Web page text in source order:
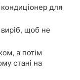
кондиціонер для
щоб не
а потім
стані на